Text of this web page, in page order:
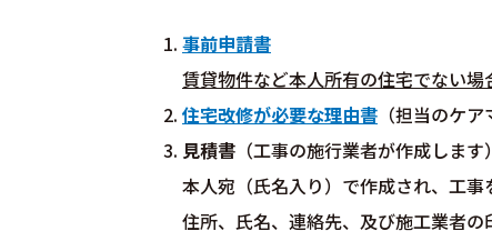
事前申請書
賃貸物件など本人所有の住宅でない場
住宅改修が必要な理由書 （担当のケ
見積書 （工事の施行業者が作成します）
本人宛（氏名入り）で作成され、工
住所、氏名、連絡先、及び施工業者